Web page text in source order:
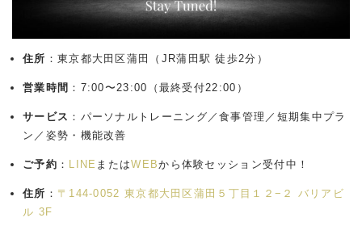
住所 ：東京都大田区蒲田（JR蒲田駅 徒歩2分）
営業時間 ：7:00〜23:00（最終受付22:00）
サービス ：パーソナルトレーニング／食事管理／短期集中プラ
ン／姿勢・機能改善
ご予約 ： LINE またはWEBから体験セッション受付中！
住所 ： 〒144-0052 東京都大田区蒲田５丁目１２−２ バリアビ
ル 3F